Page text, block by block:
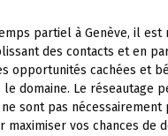
partiel à Genève, il est
des contacts et en
opportunités cachées et
domaine. Le réseautage
sont pas
vos chances de